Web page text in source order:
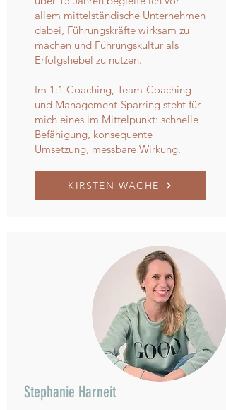
allem mittelständische Unternehmen
dabei, Führungskräfte wirksam zu
machen und Führungskultur als
Erfolgshebel zu nutzen.
Im 1:1 Coaching, Team-Coaching
und Management-Sparring steht für
mich eines im Mittelpunkt: schnelle
Befähigung, konsequente
Umsetzung, messbare Wirkung.
KIRSTEN WACHE
Stephanie Harneit